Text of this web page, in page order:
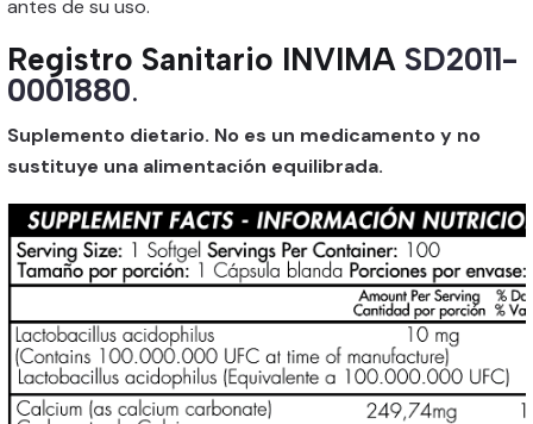
antes de su uso.
Registro Sanitario INVIMA SD2011-
0001880.
Suplemento dietario. No es un medicamento y no
sustituye una alimentación equilibrada.